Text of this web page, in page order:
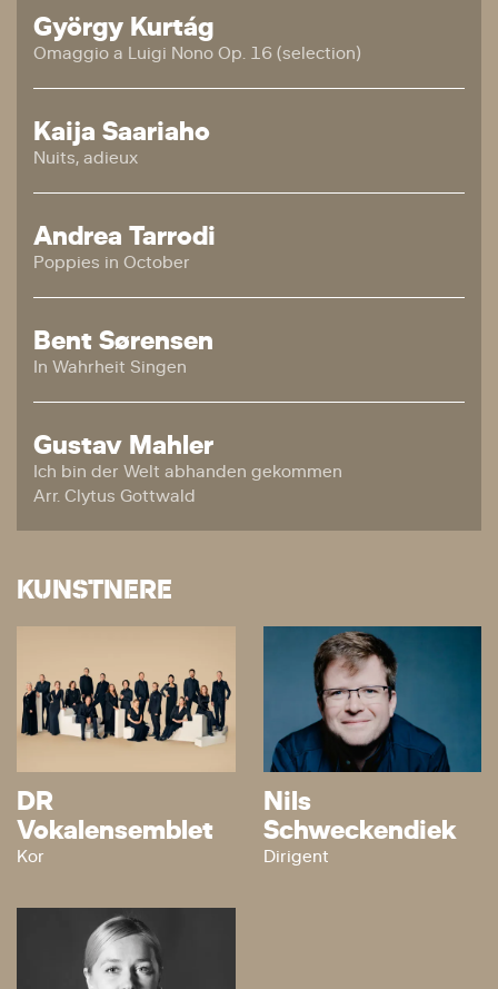
György Kurtág
Omaggio a Luigi Nono Op. 16 (selection)
Kaija Saariaho
Nuits, adieux
Andrea Tarrodi
Poppies in October
Bent Sørensen
In Wahrheit Singen
Gustav Mahler
Ich bin der Welt abhanden gekommen
Arr. Clytus Gottwald
KUNSTNERE
DR
Vokalensemblet
Kor
Nils
Schweckendiek
Dirigent